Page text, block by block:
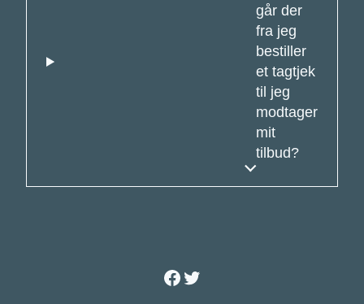
går der
fra jeg
bestiller
et tagtjek
til jeg
modtager
mit
tilbud?
Facebook
Twitter